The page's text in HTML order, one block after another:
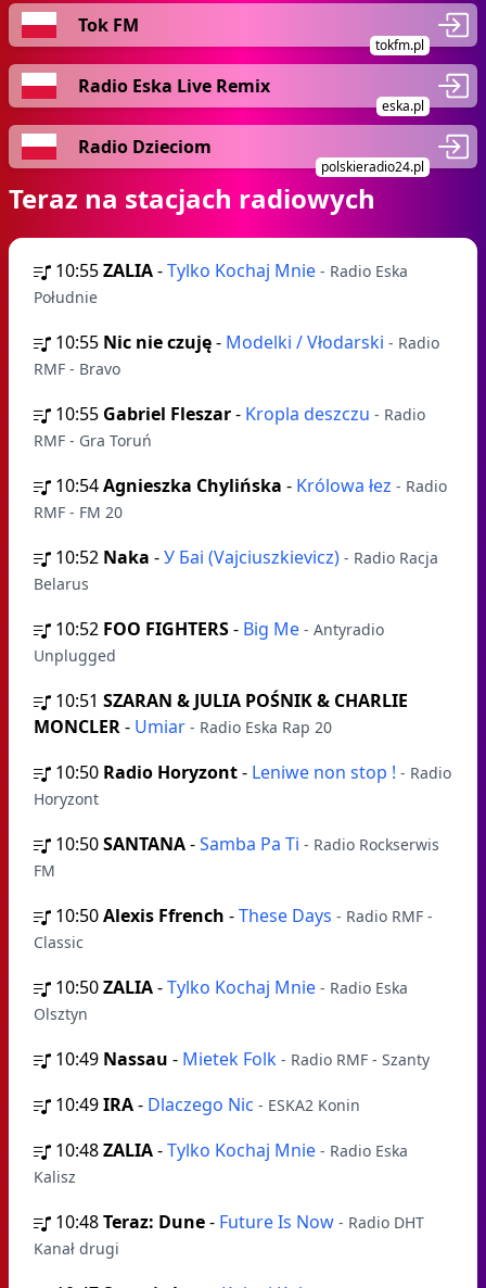
Tok FM
tokfm.pl
Radio Eska Live Remix
eska.pl
Radio Dzieciom
polskieradio24.pl
Teraz na stacjach radiowych
10:55ZALIA-Tylko Kochaj Mnie - Radio Eska
Południe
10:55 Nic nie czuję- Modelki / Vłodarski - Radio
RMF - Bravo
10:55 Gabriel Fleszar- Kropla deszczu - Radio
RMF - Gra Toruń
10:54Agnieszka Chylińska - Królowa łez - Radio
RMF - FM 20
10:52 Naka -У Баі (Vajciuszkievicz) - Radio Racja
Belarus
10:52 FOO FIGHTERS- Big Me - Antyradio
Unplugged
10:51 SZARAN & JULIA POŚNIK & CHARLIE
MONCLER- Umiar - Radio Eska Rap 20
10:50 Radio Horyzont- Leniwe non stop ! - Radio
Horyzont
10:50SANTANA-Samba Pa Ti - Radio Rockserwis
FM
10:50Alexis Ffrench -These Days - Radio RMF -
Classic
10:50ZALIA-Tylko Kochaj Mnie - Radio Eska
Olsztyn
10:49 Nassau - Mietek Folk - Radio RMF - Szanty
10:49IRA- Dlaczego Nic - ESKA2 Konin
10:48ZALIA-Tylko Kochaj Mnie - Radio Eska
Kalisz
10:48Teraz: Dune- Future Is Now - Radio DHT
Kanał drugi